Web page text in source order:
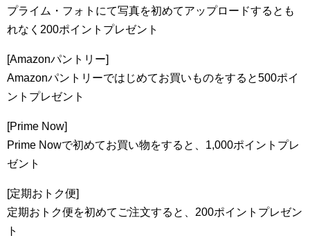
プライム・フォトにて写真を初めてアップロードするとも
れなく200ポイントプレゼント
[Amazonパントリー]
Amazonパントリーではじめてお買いものをすると500ポイ
ントプレゼント
[Prime Now]
Prime Nowで初めてお買い物をすると、1,000ポイントプレ
ゼント
[定期おトク便]
定期おトク便を初めてご注文すると、200ポイントプレゼン
ト